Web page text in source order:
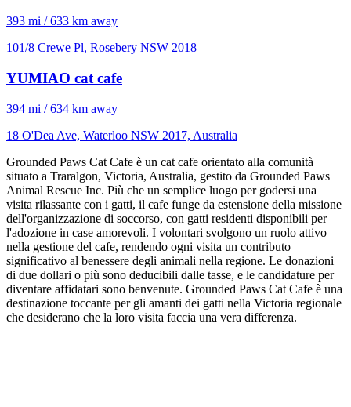
393 mi / 633 km away
101/8 Crewe Pl, Rosebery NSW 2018
YUMIAO cat cafe
394 mi / 634 km away
18 O'Dea Ave, Waterloo NSW 2017, Australia
Grounded Paws Cat Cafe è un cat cafe orientato alla comunità
situato a Traralgon, Victoria, Australia, gestito da Grounded Paws
Animal Rescue Inc. Più che un semplice luogo per godersi una
visita rilassante con i gatti, il cafe funge da estensione della missione
dell'organizzazione di soccorso, con gatti residenti disponibili per
l'adozione in case amorevoli. I volontari svolgono un ruolo attivo
nella gestione del cafe, rendendo ogni visita un contributo
significativo al benessere degli animali nella regione. Le donazioni
di due dollari o più sono deducibili dalle tasse, e le candidature per
diventare affidatari sono benvenute. Grounded Paws Cat Cafe è una
destinazione toccante per gli amanti dei gatti nella Victoria regionale
che desiderano che la loro visita faccia una vera differenza.